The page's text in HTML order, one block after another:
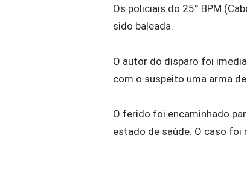
Os policiais do 25° BPM
sido baleada.
O autor do disparo foi
com o suspeito uma arma
O ferido foi encaminhado
estado de saúde. O caso foi